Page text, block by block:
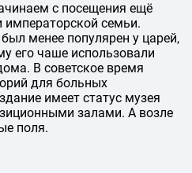
с посещения ещё
императорской семьи.
менее популярен у царей,
его чаше использовали
В советское время
для больных
имеет статус музея
залами. А возле
поля.